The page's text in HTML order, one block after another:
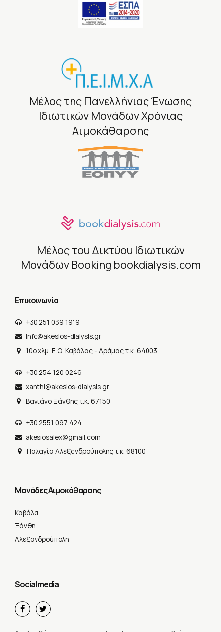
Μέλος της Πανελλήνιας Ένωσης
Ιδιωτικών Μονάδων Χρόνιας
Αιμοκάθαρσης
Μέλος του Δικτύου Ιδιωτικών
Μονάδων Booking bookdialysis.com
Επικοινωνία
+30 251 039 1919
info@akesios-dialysis.gr
10o χλμ. Ε.Ο. Καβάλας - Δράμας τ.κ. 64003
+30 254 120 0246
xanthi@akesios-dialysis.gr
Βανιάνο Ξάνθης τ.κ. 67150
+30 2551 097 424
akesiosalex@gmail.com
Παλαγία Αλεξανδρούπολης τ.κ. 68100
Μονάδες Αιμοκάθαρσης
Καβάλα
Ξάνθη
Αλεξανδρούπολη
Social media